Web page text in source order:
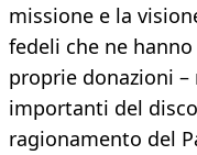
missione e la
fedeli che ne
proprie donazioni
importanti del
ragionamento del